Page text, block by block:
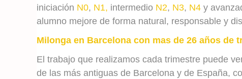
iniciación N0, N1, intermedio N2, N3, N4 y
alumno mejore de forma natural, responsable y
Milonga en Barcelona con mas de 26 años de
El trabajo que realizamos cada trimestre puede
de las más antiguas de Barcelona y de España,